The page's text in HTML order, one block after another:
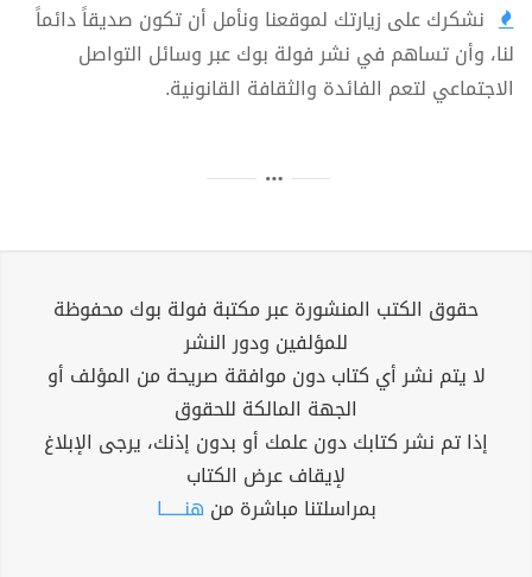
نشكرك على زيارتك لموقعنا ونأمل أن تكون صديقاً دائماً
لنا، وأن تساهم في نشر فولة بوك عبر وسائل التواصل
الاجتماعي لتعم الفائدة والثقافة القانونية.
حقوق الكتب المنشورة عبر مكتبة فولة بوك محفوظة
للمؤلفين ودور النشر
لا يتم نشر أي كتاب دون موافقة صريحة من المؤلف أو
الجهة المالكة للحقوق
إذا تم نشر كتابك دون علمك أو بدون إذنك، يرجى الإبلاغ
لإيقاف عرض الكتاب
بمراسلتنا مباشرة من هنــــــا